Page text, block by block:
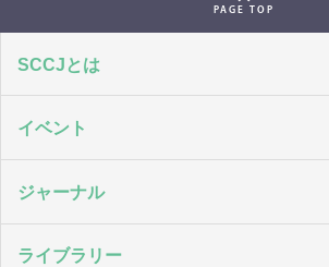
PAGE TOP
SCCJとは
イベント
ジャーナル
ライブラリー